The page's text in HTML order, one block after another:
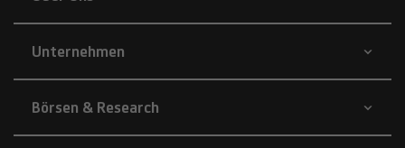
Unternehmen
Börsen & Research